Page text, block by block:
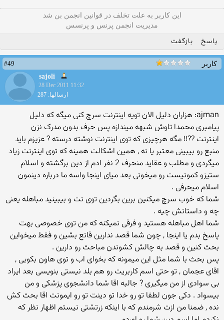
این كاربر به علت تخلف در قوانین انجمن بن شد
مدیریت انجمن پرنس و پرنسس
پاسخ بازگفت
کاربر
#49
sajoli
28 Dec 2011 11:32
ارسالها: 287
ajman: هزاران دلیل الان تویه اینترنت سرچ کنی میگه که دلیل
پیامبری محمدا تاوش شبهه میندازه پس حرف بدون مدرک نزن
اینترنت ??!! مگه هرچیزی که توی اینترنت نوشته درسته ? عزیزم باید
منبع رو بیبینی معتبر یا نه , همین اشکالت همینه که توی اینترنت زیاد
میگردی و مطلب و عقاید منحرف 2 نفر ادم از دین برگشته و اسلام
ستیزو کمونیست رو میخونی بعد میای اینجا واسه ما درباره دینمون
اسلام میحرفی .
شما که خوب سرچ میکنین برین بگردین توی نت و بیبینید مباهله یعنی
چه و داستانش چیه .
شما اهل مباهله هستید و فرقی نمیکنه که من توی خصوصی بهت
پاسخ بدم یا اینجا , چون شما قصد ندارین قانع بشین و فقط میخواین
بحث کنین و قصد به چالش کشوندن مباحث رو دارین .
پس بحث با شما مثل این میمونه که بخوای اب و توی هاون بکوبی ,
اقای عجمان , تو حتی اسم کاربریت رو هم بلد نیستی بنویسی بعد ایراد
بی سوادی از من میگیری ? جالبه اقا شما دانشجوی پزشکی و من
بیسواد . دکی جون لطفا تو رو خدا تو دینت تو رو ایمونت اقا بحث کش
نده , ضمنا من ازت شرمندم که با اینکه زرتشتی نیستم اظهار نظر که